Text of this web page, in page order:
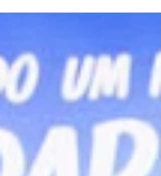
Polícia prende homem suspeito
Apontado como integrante do 'Bonde do Esquilo',
homem foi encontrado por agentes no bairro
Xavantes, em Belford Roxo Foto: Divulgação
Adreilton Robert Alexandre de Souza, conhecido
como Tom, foi preso nesta segunda-feira (3) por
decorrentes da disputa entre facções criminosas
Baixada Fluminense. Ele é apontado pela Polícia
como integrante do "Bonde do Esquilo", grupo
ligado ao Comando Vermelho (CV). A prisão
aconteceu no bairro